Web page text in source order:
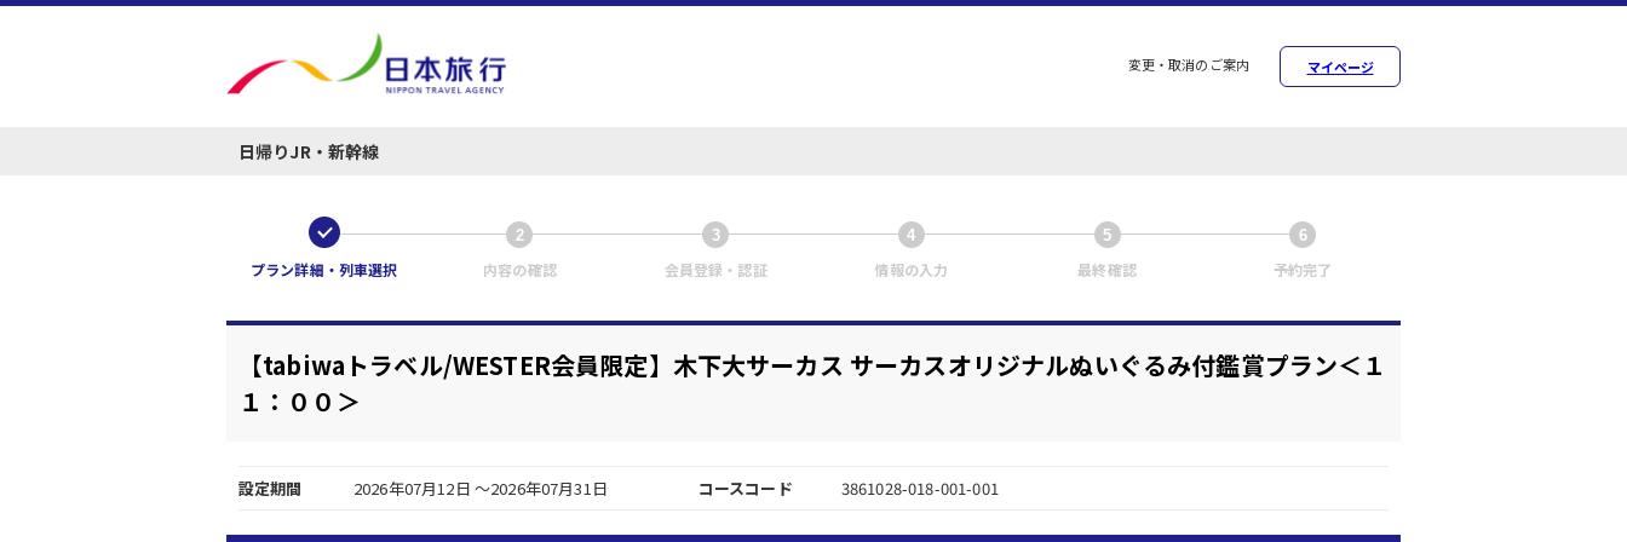
変更・取消のご案内 マイページ
日帰りJR・新幹線
1
プラン詳細・列車選択
2
内容の確認
3
会員登録・認証
4
情報の入力
5
最終確認
6
予約完了
【tabiwaトラベル/WESTER会員限定】木下大サーカス サーカスオリジナルぬいぐるみ付鑑賞プラン＜１
１：００＞
設定期間 2026年07月12日 ～2026年07月31日 コースコード 3861028-018-001-001